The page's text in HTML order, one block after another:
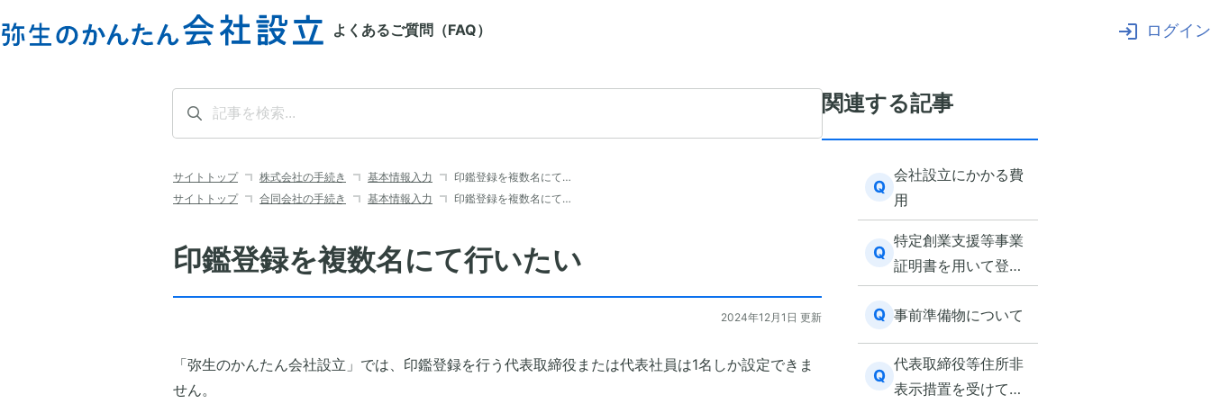
よくあるご質問（FAQ） ログイン
サイトトップ 株式会社の手続き 基本情報入力
印鑑登録を複数名にて…
サイトトップ
合同会社の手続き 基本情報入力 印鑑登録を複数名にて…
印鑑登録を複数名にて行いたい
2024年12月1日 更新
「弥生のかんたん会社設立」では、印鑑登録を行う代表取締役または代表社員は1名しか設定できま
せん。
関連する記事
Q
会社設立にかかる費
用
Q
特定創業支援等事業
証明書を用いて登録
免許税の減免措置を
受けたい
Q 事前準備物について
Q
代表取締役等住所非
表示措置を受けて登